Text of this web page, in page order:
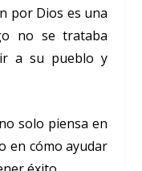
por Dios es una
no se trataba
a su pueblo y
solo piensa en
en cómo ayudar